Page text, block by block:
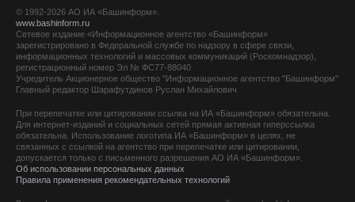
© 1992-2026 АО ИА «Башинформ».
www.bashinform.ru
Сетевое издание «Информационное агентство «Башинформ»
зарегистрировано в Федеральной службе по надзору в сфере связи,
информационных технологий и массовых коммуникаций (Роскомнадзор),
регистрационный номер Эл № ФС77-88040
Учредитель Акционерное общество "Информационное агентство "Башинформ"
Главный редактор Шарафутдинов Руслан Михайлович
При перепечатке или цитировании ссылка на ИА «Башинформ» обязательна.
Для интернет-изданий и социальных сетей прямая активная гиперссылка
обязательна. Использование логотипа ИА «Башинформ» в целях, не
связанных с ссылкой на агентство при перепечатке или цитировании,
допускается только с письменного разрешения АО ИА «Башинформ».
Об использовании персональных данных
Правила применения рекомендательных технологий